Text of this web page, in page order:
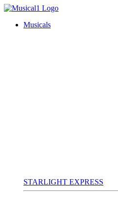
Musicals
STARLIGHT EXPRESS